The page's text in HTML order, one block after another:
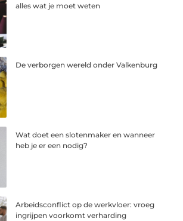
alles wat je moet weten
De verborgen wereld onder Valkenburg
Wat doet een slotenmaker en wanneer
heb je er een nodig?
Arbeidsconflict op de werkvloer: vroeg
ingrijpen voorkomt verharding